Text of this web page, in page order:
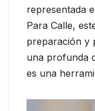
representada
Para Calle,
preparación y
una profunda
es una